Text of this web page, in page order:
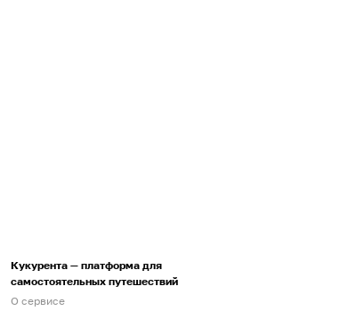
Кукурента — платформа для
самостоятельных путешествий
О сервисе